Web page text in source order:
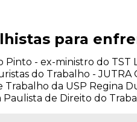
para
- ex-ministro do TST
do Trabalho - JUTRA
da USP Regina
de Direito do